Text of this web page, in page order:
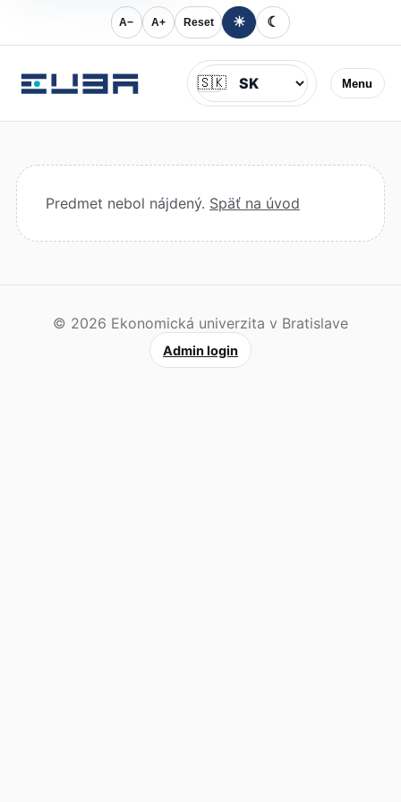
A− A+ Reset ☀ ☾
Menu
Jazyk
🇸🇰
Predmet nebol nájdený. Späť na úvod
© 2026 Ekonomická univerzita v Bratislave
Admin login